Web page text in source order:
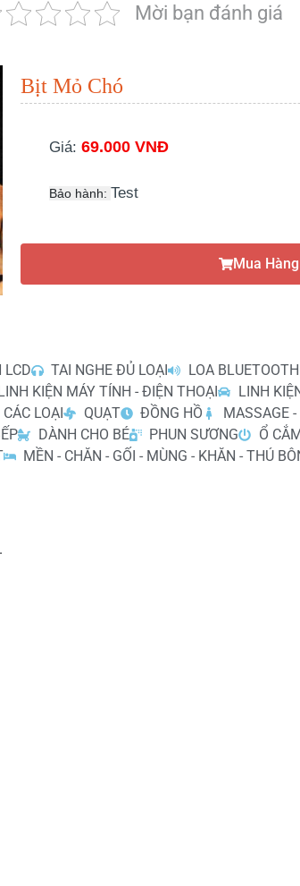
Mời bạn đánh giá
Bịt Mỏ Chó
Giá: 69.000 VNĐ
Bảo hành: Test
Mua Hàng
LCD TAI NGHE ĐỦ LOẠI
LOA
KIỆN MÁY TÍNH - ĐIỆN THOẠI LINH
LOẠI QUẠT ĐỒNG HỒ
MASSAGE
DÀNH CHO BÉ PHUN SƯƠNG Ổ
MỀN - CHĂN - GỐI - MÙNG - KHĂN - THÚ